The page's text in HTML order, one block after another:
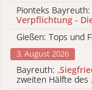
Pionteks Bayreuth:
Verpflichtung -
Gießen: Tops und
3. August 2026
Bayreuth: „
zweiten Hälfte des